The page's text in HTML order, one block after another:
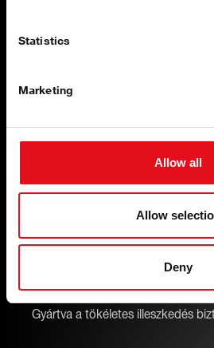
Statistics
Marketing
Allow all
Allow
Deny
Legmagasabb
Szigorú minőségi előírások szerint
Precíz illeszkedés
Gyártva a tökéletes illeszkedés